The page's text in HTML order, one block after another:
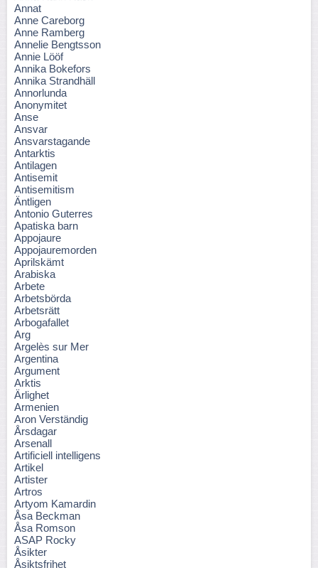
Annat
Anne Careborg
Anne Ramberg
Annelie Bengtsson
Annie Lööf
Annika Bokefors
Annika Strandhäll
Annorlunda
Anonymitet
Anse
Ansvar
Ansvarstagande
Antarktis
Antilagen
Antisemit
Antisemitism
Äntligen
Antonio Guterres
Apatiska barn
Appojaure
Appojauremorden
Aprilskämt
Arabiska
Arbete
Arbetsbörda
Arbetsrätt
Arbogafallet
Arg
Argelès sur Mer
Argentina
Argument
Arktis
Ärlighet
Armenien
Aron Verständig
Årsdagar
Arsenall
Artificiell intelligens
Artikel
Artister
Artros
Artyom Kamardin
Åsa Beckman
Åsa Romson
ASAP Rocky
Åsikter
Åsiktsfrihet